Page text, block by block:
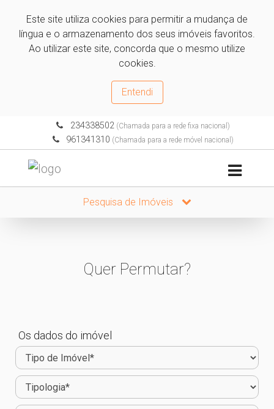
Este site utiliza cookies para permitir a mudança de
língua e o armazenamento dos seus imóveis favoritos.
Ao utilizar este site, concorda que o mesmo utilize
cookies.
Entendi
234338502(Chamada para a rede fixa nacional)
961341310 (Chamada para a rede móvel nacional)
Pesquisa de Imóveis
Quer Permutar?
Os dados do imóvel